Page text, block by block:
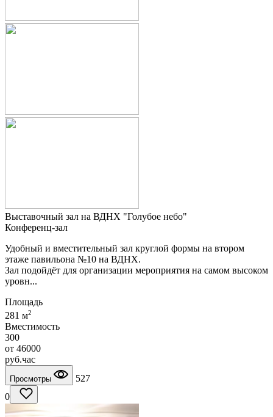
Выставочный зал на ВДНХ "Голубое небо"
Конференц-зал
Удобный и вместительный зал круглой формы на втором
этаже павильона №10 на ВДНХ.
Зал подойдёт для организации мероприятия на самом высоком
уровн...
Площадь
281 м2
Вместимость
300
от 46000
руб.час
Просмотры
527
0